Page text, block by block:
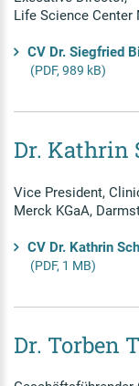
Life Science Center
CV Dr. Siegfried
(PDF, 989 kB)
Dr. Kathrin
Vice President,
Merck KGaA,
CV Dr. Kathrin
(PDF, 1 MB)
Dr. Torben